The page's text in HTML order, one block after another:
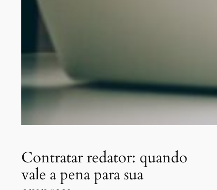
Contratar redator: quando
vale a pena para sua